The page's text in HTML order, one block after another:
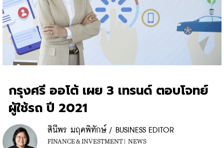
กรุงศรี ออโต้ เผย 3 เทรนด์ ตอบโจทย์
ผู้ใช้รถ ปี 2021
สินีพร มฤคพิทักษ์ / BUSINESS EDITOR
FINANCE & INVESTMENT | NEWS